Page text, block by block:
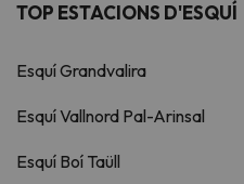
TOP ESTACIONS D'ESQUÍ
Esquí Grandvalira
Esquí Vallnord Pal-Arinsal
Esquí Boí Taüll